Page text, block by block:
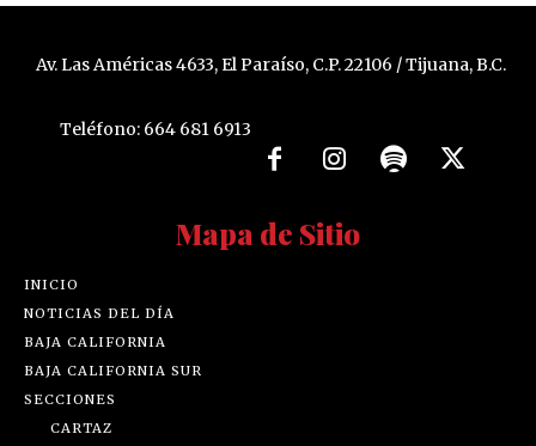
Av. Las Américas 4633, El Paraíso, C.P. 22106 / Tijuana, B.C.
Teléfono: 664 681 6913
Mapa de Sitio
INICIO
NOTICIAS DEL DÍA
BAJA CALIFORNIA
BAJA CALIFORNIA SUR
SECCIONES
CARTAZ